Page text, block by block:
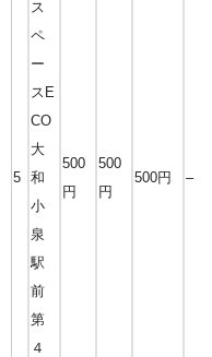
5
ス
ペ
ー
スE
CO
大
和
小
泉
駅
前
第
４
500
円
500
円
500円 –